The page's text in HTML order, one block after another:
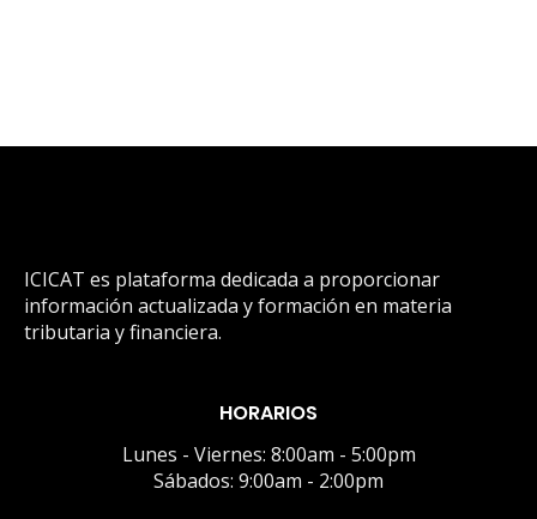
ICICAT es plataforma dedicada a proporcionar
información actualizada y formación en materia
tributaria y financiera.
HORARIOS
Lunes - Viernes: 8:00am - 5:00pm
Sábados: 9:00am - 2:00pm